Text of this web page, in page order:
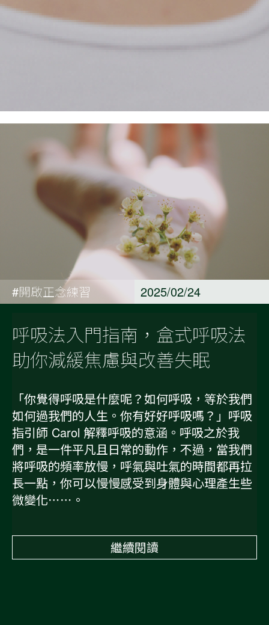
#開啟正念練習 2025/02/24
呼吸法入門指南，盒式呼吸法
助你減緩焦慮與改善失眠
「你覺得呼吸是什麼呢？如何呼吸，等於我們
如何過我們的人生。你有好好呼吸嗎？」呼吸
指引師 Carol 解釋呼吸的意涵。呼吸之於我
們，是一件平凡且日常的動作，不過，當我們
將呼吸的頻率放慢，呼氣與吐氣的時間都再拉
長一點，你可以慢慢感受到身體與心理產生些
微變化⋯⋯。
繼續閱讀